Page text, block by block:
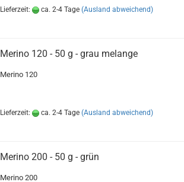
Lieferzeit: ca. 2-4 Tage (Ausland abweichend)
Merino 120 - 50 g - grau melange
Merino 120
Lieferzeit: ca. 2-4 Tage (Ausland abweichend)
Merino 200 - 50 g - grün
Merino 200